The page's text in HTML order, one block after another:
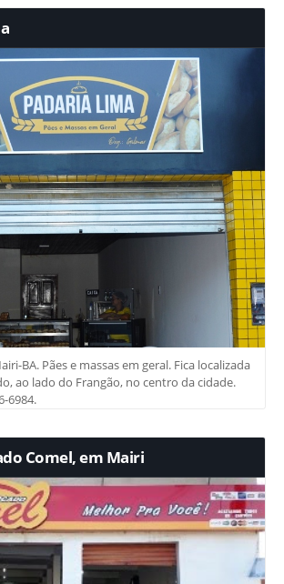
BA. Pães e massas em geral. Fica localizada
ao lado do Frangão, no centro da cidade.
6984.
Comel, em Mairi